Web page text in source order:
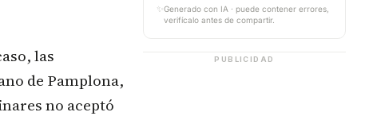
las
de Pamplona,
no aceptó
✨ Generado con IA · puede contener errores,
verifícalo antes de compartir.
PUBLICIDAD